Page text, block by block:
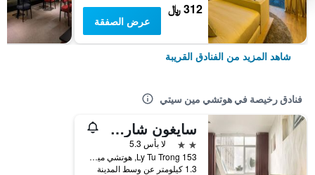
312 ﷼
عرض الصفقة
شاهد المزيد من الفنادق القريبة
فنادق رخيصة في هوتشي مين سيتي
سايغون شارم هوتل
2 نجمتين
لا بأس 5.3
153 Ly Tu Trong, هوتشي مين سيتي, فيتنام
1.3 كيلومتر عن وسط المدينة